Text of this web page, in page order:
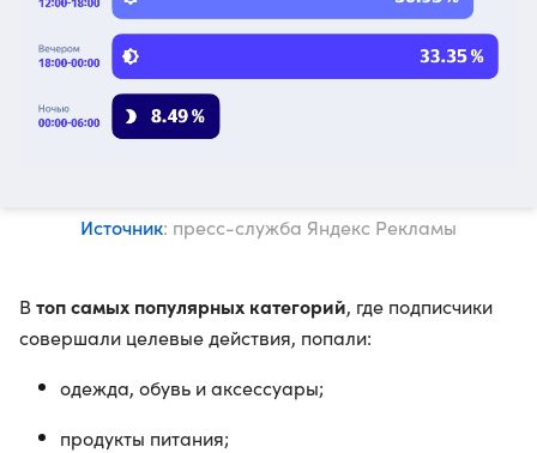
Источник: пресс-служба Яндекс Рекламы
Втоп самых популярных категорий, где подписчики
совершали целевые действия, попали:
одежда, обувь и аксессуары;
продукты питания;